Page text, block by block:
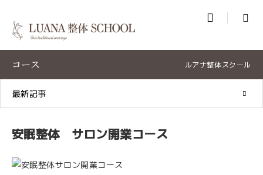

コース ルアナ整体スクール
最新記事
安眠整体 サロン開業コース